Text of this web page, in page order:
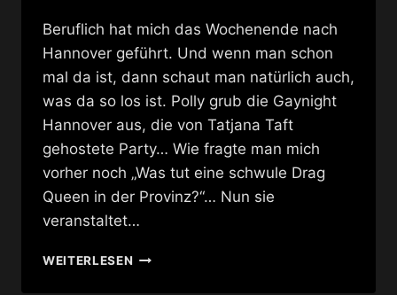
Beruflich hat mich das Wochenende nach
Hannover geführt. Und wenn man schon
mal da ist, dann schaut man natürlich auch,
was da so los ist. Polly grub die Gaynight
Hannover aus, die von Tatjana Taft
gehostete Party… Wie fragte man mich
vorher noch „Was tut eine schwule Drag
Queen in der Provinz?“… Nun sie
veranstaltet…
WEITERLESENHANNOVER